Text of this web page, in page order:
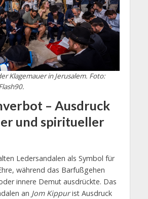
Klagemauer in Jerusalem. Foto:
– Ausdruck
und spiritueller
Ledersandalen als Symbol für
während das Barfußgehen
innere Demut ausdrückte. Das
an Jom Kippurist Ausdruck